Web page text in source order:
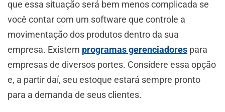
que essa situação será bem menos complicada se
você contar com um software que controle a
movimentação dos produtos dentro da sua
empresa. Existem programas gerenciadores para
empresas de diversos portes. Considere essa opção
e, a partir daí, seu estoque estará sempre pronto
para a demanda de seus clientes.